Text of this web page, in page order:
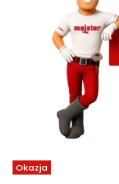
Okazja